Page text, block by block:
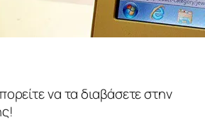
να τα διαβάσετε στην